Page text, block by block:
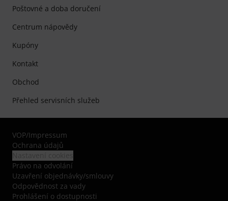
Poštovné a doba doručení
Centrum nápovědy
Kupóny
Kontakt
Obchod
Přehled servisních služeb
VOP/Impressum
Ochrana údajů
Právo na odvolání
Uzavření objednávky/smlouvy
Odpovědnost za vady
Prohlášení o dostupnosti